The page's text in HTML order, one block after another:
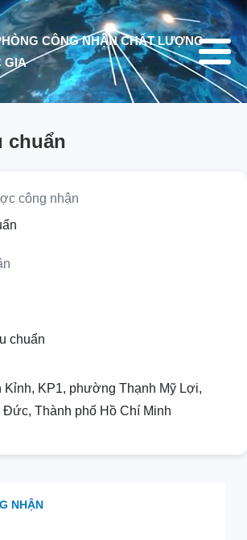
Nhảy đến nội dung
CÔNG NHẬN CHẤT LƯỢNG
GIA
chuẩn
công nhận
chuẩn
Kỉnh, KP1, phường Thạnh Mỹ Lợi,
Đức, Thành phố Hồ Chí Minh
NHẬN